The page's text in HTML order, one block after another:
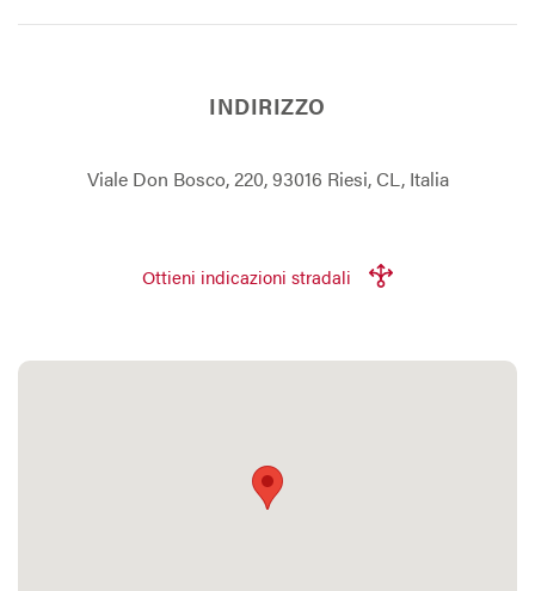
INDIRIZZO
Viale Don Bosco, 220, 93016 Riesi, CL, Italia
Ottieni indicazioni stradali